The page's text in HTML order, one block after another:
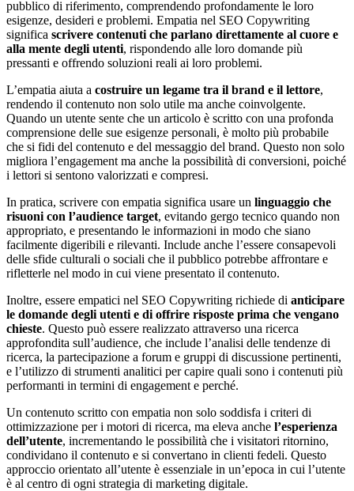
pubblico di riferimento, comprendendo profondamente le loro
esigenze, desideri e problemi. Empatia nel SEO Copywriting
significa scrivere contenuti che parlano direttamente al cuore e
alla mente degli utenti, rispondendo alle loro domande più
pressanti e offrendo soluzioni reali ai loro problemi.
L’empatia aiuta a costruire un legame tra il brand e il lettore,
rendendo il contenuto non solo utile ma anche coinvolgente.
Quando un utente sente che un articolo è scritto con una profonda
comprensione delle sue esigenze personali, è molto più probabile
che si fidi del contenuto e del messaggio del brand. Questo non solo
migliora l’engagement ma anche la possibilità di conversioni, poiché
i lettori si sentono valorizzati e compresi.
In pratica, scrivere con empatia significa usare un linguaggio che
risuoni con l’audience target, evitando gergo tecnico quando non
appropriato, e presentando le informazioni in modo che siano
facilmente digeribili e rilevanti. Include anche l’essere consapevoli
delle sfide culturali o sociali che il pubblico potrebbe affrontare e
rifletterle nel modo in cui viene presentato il contenuto.
Inoltre, essere empatici nel SEO Copywriting richiede di anticipare
le domande degli utenti e di offrire risposte prima che vengano
chieste. Questo può essere realizzato attraverso una ricerca
approfondita sull’audience, che include l’analisi delle tendenze di
ricerca, la partecipazione a forum e gruppi di discussione pertinenti,
e l’utilizzo di strumenti analitici per capire quali sono i contenuti più
performanti in termini di engagement e perché.
Un contenuto scritto con empatia non solo soddisfa i criteri di
ottimizzazione per i motori di ricerca, ma eleva anche l’esperienza
dell’utente, incrementando le possibilità che i visitatori ritornino,
condividano il contenuto e si convertano in clienti fedeli. Questo
approccio orientato all’utente è essenziale in un’epoca in cui l’utente
è al centro di ogni strategia di marketing digitale.